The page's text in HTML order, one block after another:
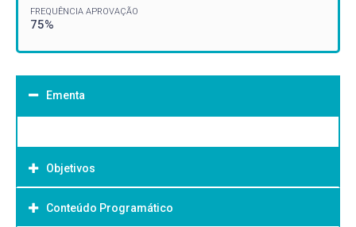
FREQUÊNCIA APROVAÇÃO
75%
Ementa
Objetivos
Objetivo Geral:
Conteúdo Programático